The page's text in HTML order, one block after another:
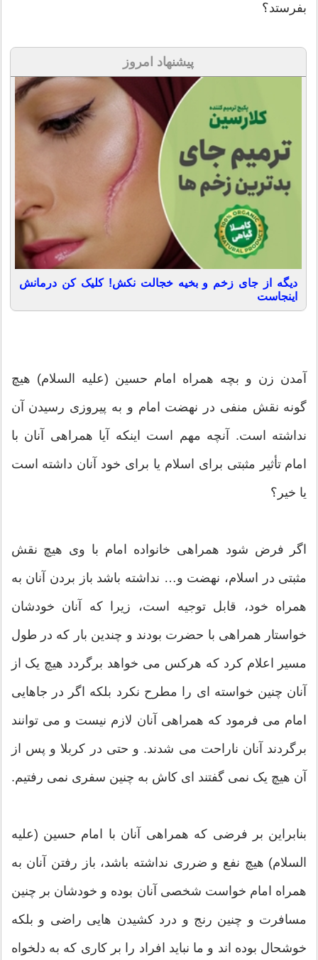
بفرستد؟
پیشنهاد امروز
دیگه از جای زخم و بخیه خجالت نکش! کلیک کن درمانش
اینجاست
آمدن زن و بچه همراه امام حسین (علیه السلام) هیچ
گونه نقش منفی در نهضت امام و به پیروزی رسیدن آن
نداشته است. آنچه مهم است اینکه آیا همراهی آنان با
امام تأثیر مثبتی برای اسلام یا برای خود آنان داشته است
یا خیر؟
اگر فرض شود همراهی خانواده امام با وی هیچ نقش
مثبتی در اسلام، نهضت و… نداشته باشد باز بردن آنان به
همراه خود، قابل توجیه است، زیرا که آنان خودشان
خواستار همراهی با حضرت بودند و چندین بار که در طول
مسیر اعلام کرد که هرکس می خواهد برگردد هیچ یک از
آنان چنین خواسته ای را مطرح نکرد بلکه اگر در جاهایی
امام می فرمود که همراهی آنان لازم نیست و می توانند
برگردند آنان ناراحت می شدند. و حتی در کربلا و پس از
آن هیچ یک نمی گفتند ای کاش به چنین سفری نمی رفتیم.
بنابراین بر فرضی که همراهی آنان با امام حسین (علیه
السلام) هیچ نفع و ضرری نداشته باشد، باز رفتن آنان به
همراه امام خواست شخصی آنان بوده و خودشان بر چنین
مسافرت و چنین رنج و درد کشیدن هایی راضی و بلکه
خوشحال بوده اند و ما نباید افراد را بر کاری که به دلخواه